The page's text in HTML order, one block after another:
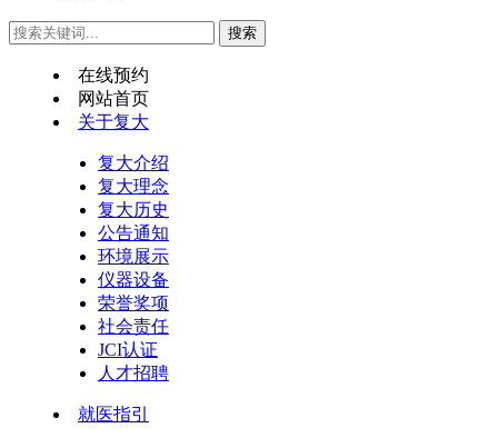
在线预约
网站首页
关于复大
复大介绍
复大理念
复大历史
公告通知
环境展示
仪器设备
荣誉奖项
社会责任
JCI认证
人才招聘
就医指引